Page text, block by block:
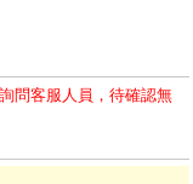
問客服人員，待確認無